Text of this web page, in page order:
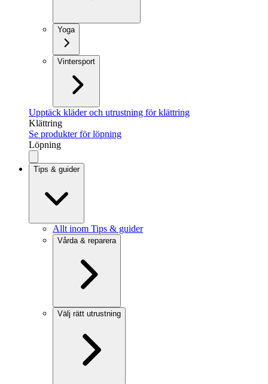
Yoga
Vintersport
Upptäck kläder och utrustning för klättring
Klättring
Se produkter för löpning
Löpning
Tips & guider
Allt inom Tips & guider
Vårda & reparera
Välj rätt utrustning